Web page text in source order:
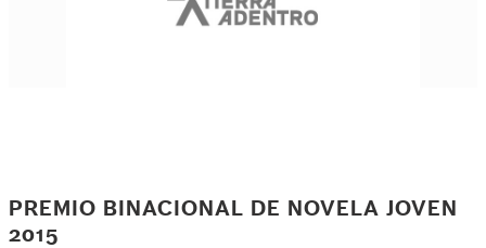
PREMIO BINACIONAL DE NOVELA JOVEN
2015